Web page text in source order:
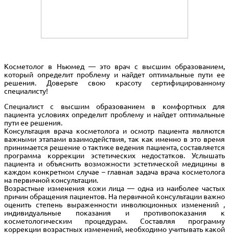
Косметолог в Ньюмед — это врач с высшим образованием,
который определит проблему и найдет оптимальные пути ее
решения. Доверьте свою красоту сертифицированному
специалисту!
Специалист с высшим образованием в комфортных для
пациента условиях определит проблему и найдет оптимальные
пути ее решения.
Консультация врача косметолога и осмотр пациента являются
важными этапами взаимодействия, так как именно в это время
принимается решение о тактике ведения пациента, составляется
программа коррекции эстетических недостатков. Услышать
пациента и объяснить возможности эстетической медицины в
каждом конкретном случае – главная задача врача косметолога
на первичной консультации.
Возрастные изменения кожи лица — одна из наиболее частых
причин обращения пациентов. На первичной консультации важно
оценить степень выраженности инволюционных изменений ,
индивидуальные показания и противопоказания к
косметологическим процедурам. Составляя программу
коррекции возрастных изменений, необходимо учитывать какой